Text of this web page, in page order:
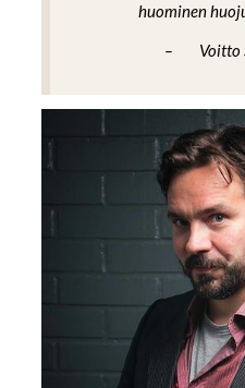
huominen
– Voitto